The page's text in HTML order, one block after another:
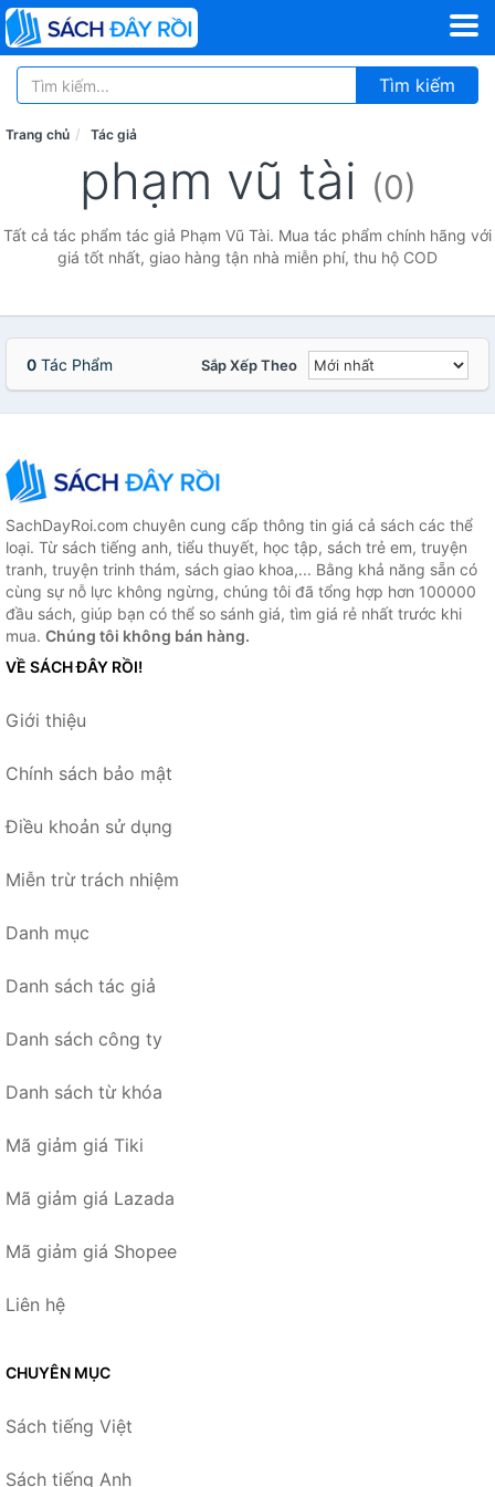
Tìm kiếm
Trang chủ Tác giả
phạm vũ tài (0)
Tất cả tác phẩm tác giả Phạm Vũ Tài. Mua tác phẩm chính hãng với
giá tốt nhất, giao hàng tận nhà miễn phí, thu hộ COD
0 Tác Phẩm Sắp Xếp Theo
SachDayRoi.com chuyên cung cấp thông tin giá cả sách các thể
loại. Từ sách tiếng anh, tiểu thuyết, học tập, sách trẻ em, truyện
tranh, truyện trinh thám, sách giao khoa,... Bằng khả năng sẵn có
cùng sự nỗ lực không ngừng, chúng tôi đã tổng hợp hơn 100000
đầu sách, giúp bạn có thể so sánh giá, tìm giá rẻ nhất trước khi
mua. Chúng tôi không bán hàng.
VỀ SÁCH ĐÂY RỒI!
Giới thiệu
Chính sách bảo mật
Điều khoản sử dụng
Miễn trừ trách nhiệm
Danh mục
Danh sách tác giả
Danh sách công ty
Danh sách từ khóa
Mã giảm giá Tiki
Mã giảm giá Lazada
Mã giảm giá Shopee
Liên hệ
CHUYÊN MỤC
Sách tiếng Việt
Sách tiếng Anh